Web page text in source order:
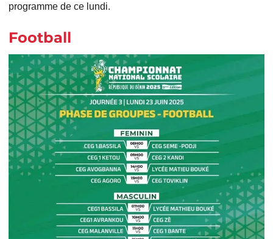
programme de ce lundi.
Football